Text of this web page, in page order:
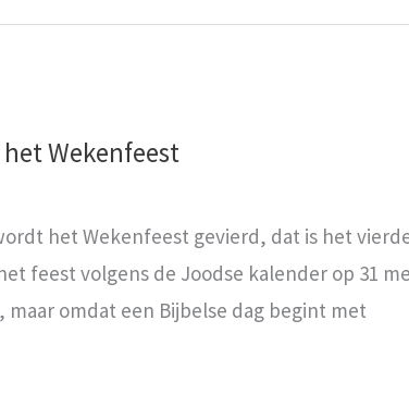
Wekenfeest
het Wekenfeest gevierd, dat is het
feest volgens de Joodse kalender op 31
omdat een Bijbelse dag begint met